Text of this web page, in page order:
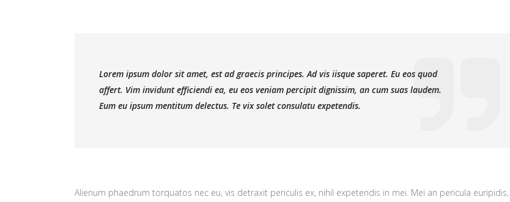
Lorem ipsum dolor sit amet, est ad graecis principes. Ad vis iisque saperet. Eu eos quod
affert. Vim invidunt efficiendi ea, eu eos veniam percipit dignissim, an cum suas laudem.
Eum eu ipsum mentitum delectus. Te vix solet consulatu expetendis.
Alienum phaedrum torquatos nec eu, vis detraxit periculis ex, nihil expetendis in mei. Mei an pericula euripidis,